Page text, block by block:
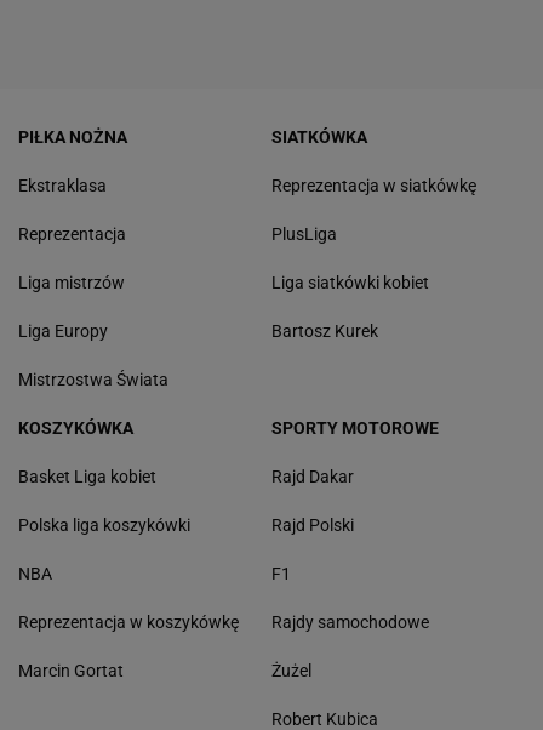
PIŁKA NOŻNA
Ekstraklasa
Reprezentacja
Liga mistrzów
Liga Europy
Mistrzostwa Świata
SIATKÓWKA
Reprezentacja w siatkówkę
PlusLiga
Liga siatkówki kobiet
Bartosz Kurek
KOSZYKÓWKA
Basket Liga kobiet
Polska liga koszykówki
NBA
Reprezentacja w koszykówkę
Marcin Gortat
SPORTY MOTOROWE
Rajd Dakar
Rajd Polski
F1
Rajdy samochodowe
Żużel
Robert Kubica